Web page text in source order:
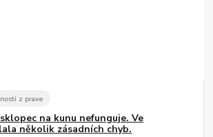
z praxe
na kunu nefunguje. Ve
několik zásadních chyb.